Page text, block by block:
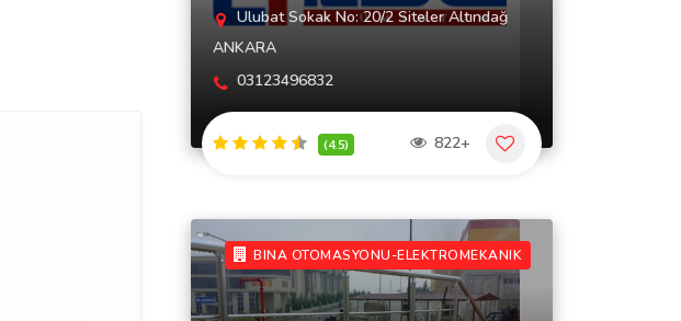
Ulubat Sokak No: 20/2 Siteler Altındağ
ANKARA
03123496832
(4.5) 822+
BINA OTOMASYONU-ELEKTROMEKANIK